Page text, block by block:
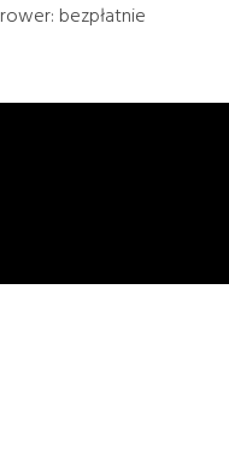
rower: bezpłatnie